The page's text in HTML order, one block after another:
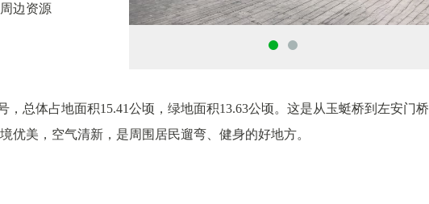
边资源
，总体占地面积15.41公顷，绿地面积13.63公顷。这是从玉蜓桥到左安门桥
优美，空气清新，是周围居民遛弯、健身的好地方。